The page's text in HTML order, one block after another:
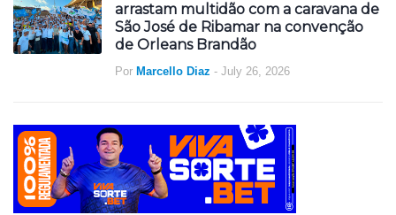
arrastam multidão com a caravana de
São José de Ribamar na convenção
de Orleans Brandão
Por Marcello Diaz - July 26, 2026